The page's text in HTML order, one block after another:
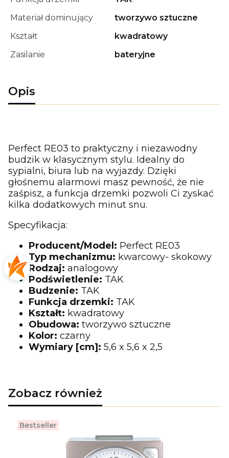
Materiał dominujący
tworzywo sztuczne
Kształt
kwadratowy
Zasilanie
bateryjne
Opis
Perfect RE03 to praktyczny i niezawodny
budzik w klasycznym stylu. Idealny do
sypialni, biura lub na wyjazdy. Dzięki
głośnemu alarmowi masz pewność, że nie
zaśpisz, a funkcja drzemki pozwoli Ci zyskać
kilka dodatkowych minut snu.
Specyfikacja:
Producent/Model: Perfect RE03
Typ mechanizmu: kwarcowy- skokowy
Rodzaj: analogowy
Podświetlenie: TAK
Budzenie: TAK
Funkcja drzemki: TAK
Kształt: kwadratowy
Obudowa: tworzywo sztuczne
Kolor: czarny
Wymiary [cm]: 5,6 x 5,6 x 2,5
Zobacz również
Bestseller